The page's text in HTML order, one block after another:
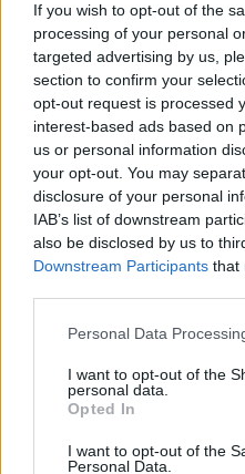
If you wish to opt-out of the
processing of your personal
targeted advertising by us,
section to confirm your
opt-out request is processed
interest-based ads based on
us or personal information
your opt-out. You may
disclosure of your personal
IAB’s list of downstream
also be disclosed by us to
Downstream Participants that
Please note that this
not limited to your visit or
grant or deny consent to
use your data for below
consent section.
Personal Data
I want to opt-out of the
personal data.
Opted In
I want to opt-out of the
Personal Data.
Elkészült az NB I 3.
Öt mérkőzést rendeznek meg,